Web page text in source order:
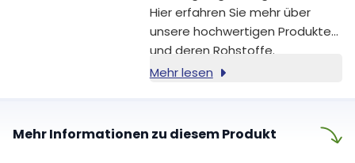
Hier erfahren Sie mehr über
unsere hochwertigen Produkte
und deren Rohstoffe.
Mehr lesen
Mehr Informationen zu diesem Produkt